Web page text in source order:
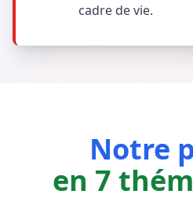
cadre de vie.
Notre
en 7